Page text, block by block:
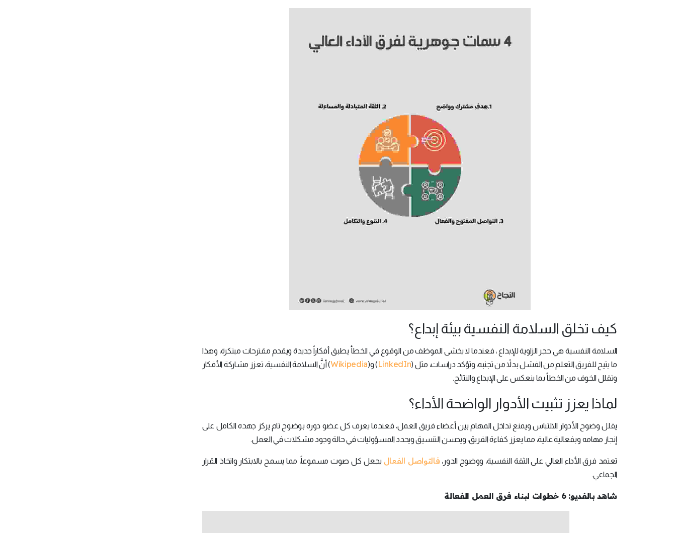
كيف تخلق السلامة النفسية بيئة إبداع؟
السلامة النفسية هي حجر الزاوية للإبداع ، فعندما لا يخشى الموظف من الوقوع في الخطأ يطبق أفكاراً جديدة ويقدم مقترحات مبتكرة، وهذا
ما يتيح للفريق التعلم من الفشل بدلاً من تجنبه، وتؤكد دراسات، مثل (LinkedIn) و(Wikipedia) أنَّ السلامة النفسية، تعزز مشاركة الأفكار
وتقلل الخوف من الخطأ بما ينعكس على الإبداع والنتائج.
لماذا يعزز تثبيت الأدوار الواضحة الأداء؟
يقلل وضوح الأدوار الالتباس ويمنع تداخل المهام بين أعضاء فريق العمل، فعندما يعرف كل عضو دوره بوضوح تام يركز جهده الكامل على
إنجاز مهامه وبفعالية عالية، مما يعزز كفاءة الفريق، ويحسن التنسيق ويحدد المسؤوليات في حالة وجود مشكلات في العمل.
تعتمد فرق الأداء العالي على الثقة النفسية، ووضوح الدور، فالتواصل الفعال يجعل كل صوت مسموعاً، مما يسمح بالابتكار واتخاذ القرار
الجماعي.
شاهد بالفديو: 6 خطوات لبناء فرق العمل الفعالة